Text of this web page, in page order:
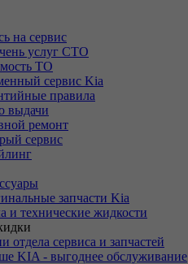
на сервис
услуг СТО
ТО
сервис Kia
правила
выдачи
ремонт
сервис
запчасти Kia
и технические жидкости
отдела сервиса и запчастей
KIA - выгоднее обслуживание